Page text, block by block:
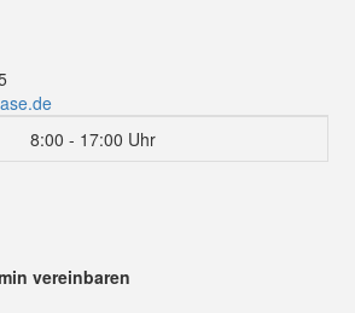
8:00 - 17:00 Uhr
vereinbaren